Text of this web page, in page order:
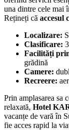
una dintre cele mai
Rețineți că accesul
Localizare:
Clasificare:
Facilități
grădină
Camere:
Recreere:
Prin amplasarea sa
relaxată, Hotel
vacanțe de vară în
fie acces rapid la